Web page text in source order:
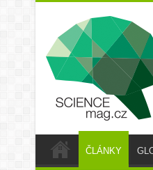
ČLÁNKY